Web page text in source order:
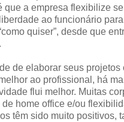
que a empresa flexibilize
ao funcionário
quiser”, desde que
de elaborar seus projetos
ao profissional, há
flui melhor. Muitas
home office e/ou
têm sido muito positivos,